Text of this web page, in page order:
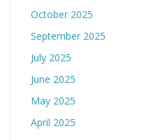
October 2025
September 2025
July 2025
June 2025
May 2025
April 2025